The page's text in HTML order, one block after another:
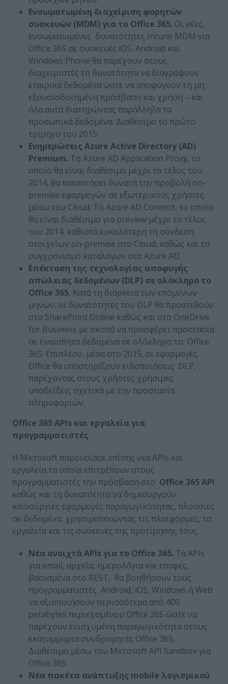
Ενσωματωμένη διαχείριση φορητών
συσκευών (MDM) για το Office 365. Οι νέες,
ενσωματωμένες δυνατότητες Intune MDM για
Office 365 σε συσκευές iOS, Android και
Windows Phone θα παρέχουν στους
διαχειριστές τη δυνατότητα να διαγράψουν
εταιρικά δεδομένα ώστε να αποφύγουν τη μη
εξουσιοδοτημένη πρόσβαση και χρήση – και
όλα αυτά διατηρώντας παράλληλα τα
προσωπικά δεδομένα. Διαθέσιμο το πρώτο
τρίμηνο του 2015.
Ενημερώσεις Azure Active Directory (AD)
Premium. Το Azure AD Application Proxy, το
οποίο θα είναι διαθέσιμο μέχρι το τέλος του
2014, θα καταστήσει δυνατή την προβολή on-
premise εφαρμογών σε εξωτερικούς χρήστες
μέσω του Cloud. Το Azure AD Connect, το οποίο
θα είναι διαθέσιμο για preview μέχρι το τέλος
του 2014, καθιστά ευκολότερη τη σύνδεση
στοιχείων on-premise στο Cloud, καθώς και το
συγχρονισμό καταλόγων στο Azure AD.
Eπέκταση της τεχνολογίας αποφυγής
απώλειας δεδομένων (DLP) σε ολόκληρο το
Office 365. Κατά τη διάρκεια των επόμενων
μηνών, οι δυνατότητες του DLP θα προστεθούν
στο SharePoint Online καθώς και στο OneDrive
for Business με σκοπό να προσφέρει προστασία
σε ευαίσθητα δεδομένα σε ολόκληρο το Office
365. Επιπλέον, μέσα στο 2015, οι εφαρμογές
Office θα υποστηρίζουν ειδοποιήσεις DLP,
παρέχοντας στους χρήστες χρήσιμες
υποδείξεις σχετικά με την προστασία
πληροφοριών.
Office 365 APIs και εργαλεία για
προγραμματιστές
Η Microsoft παρουσίασε επίσης νέα APIs και
εργαλεία τα οποία επιτρέπουν στους
προγραμματιστές την πρόσβαση στο Office 365 API
καθώς και τη δυνατότητα να δημιουργούν
καινούργιες εφαρμογές παραγωγικότητας, πλούσιες
σε δεδομένα, χρησιμοποιώντας τις πλατφόρμες, τα
εργαλεία και τις συσκευές της προτίμησης τους.
Νέα ανοιχτά APIs για το Office 365. Τα APIs
για email, αρχεία, ημερολόγια και επαφές,
βασισμένα στο REST, θα βοηθήσουν τους
προγραμματιστές Android, iOS, Windows ή Web
να αξιοποιήσουν περισσότερα από 400
petabytes περιεχομένου Office 365 ώστε να
παρέχουν ενισχυμένη παραγωγικότητα στους
εκατομμύρια συνδρομητές Office 365.
Διαθέσιμο μέσω του Microsoft API Sandbox για
Office 365.
Νέα πακέτα ανάπτυξης mobile λογισμικού